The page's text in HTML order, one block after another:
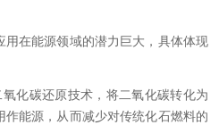
用在能源领域的潜力巨大，具体体现
碳还原技术，将二氧化碳转化为
能源，从而减少对传统化石燃料的